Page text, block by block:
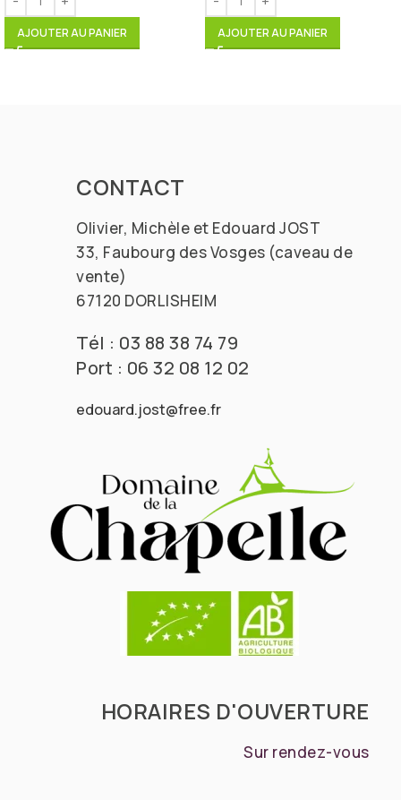
AJOUTER AU PANIER AJOUTER AU PANIER
CONTACT
Olivier, Michèle et Edouard JOST
33, Faubourg des Vosges (caveau de
vente)
67120 DORLISHEIM
Tél : 03 88 38 74 79
Port : 06 32 08 12 02
edouard.jost@free.fr
HORAIRES D'OUVERTURE
Sur rendez-vous